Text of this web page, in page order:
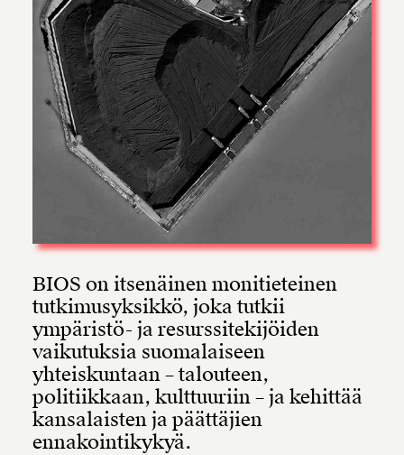
BIOS on itsenäinen monitieteinen
tutkimusyksikkö, joka tutkii
ympäristö- ja resurssitekijöiden
vaikutuksia suomalaiseen
yhteiskuntaan – talouteen,
politiikkaan, kulttuuriin – ja kehittää
kansalaisten ja päättäjien
ennakointikykyä.